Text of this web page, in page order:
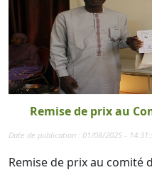
Remise de prix au
Date de publication : 01/08/2025 -
Remise de prix au comité